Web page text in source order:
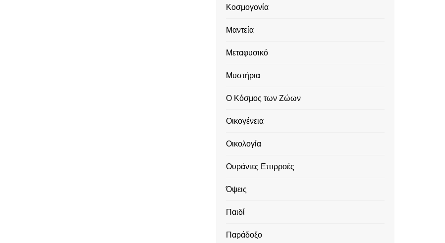
Κοσμογονία
Μαντεία
Μεταφυσικό
Μυστήρια
Ο Κόσμος των Ζώων
Οικογένεια
Οικολογία
Ουράνιες Επιρροές
Όψεις
Παιδί
Παράδοξο